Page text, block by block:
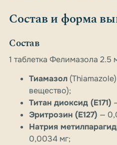
Состав и форма
Состав
1 таблетка Фелимазола 2.5
Тиамазол
вещество);
Титан диоксид (E171)
Эритрозин (E127) —
Натрия
0,0034 мг;